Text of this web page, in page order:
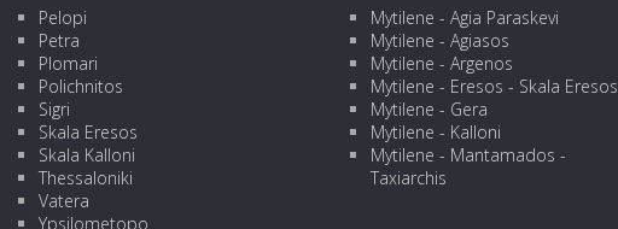
Pelopi
Petra
Plomari
Polichnitos
Sigri
Skala Eresos
Skala Kalloni
Thessaloniki
Vatera
Ypsilometopo
Mytilene - Agia Paraskevi
Mytilene - Agiasos
Mytilene - Argenos
Mytilene - Eresos - Skala Eresos
Mytilene - Gera
Mytilene - Kalloni
Mytilene - Mantamados -
Taxiarchis